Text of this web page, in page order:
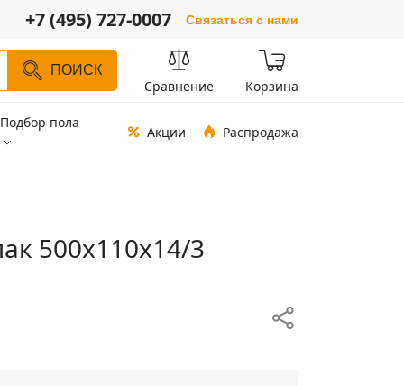
+7 (495) 727-0007 Связаться с нами
ПОИСК
Сравнение Корзина
Подбор пола
Акции Распродажа
500х110х14/3